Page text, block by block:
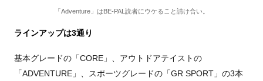
「Adventure」はBE-PAL読者にウケること請け合い。
ラインアップは3通り
基本グレードの「CORE」、アウトドアテイストの
「ADVENTURE」、スポーツグレードの「GR SPORT」の3本